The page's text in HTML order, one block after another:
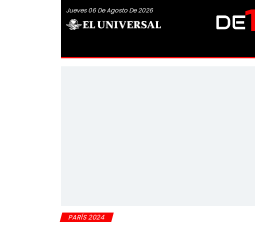
Jueves 06 De Agosto De 2026
PARÍS 2024